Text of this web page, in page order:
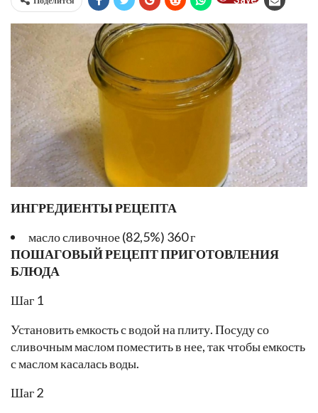
ИНГРЕДИЕНТЫ РЕЦЕПТА
масло сливочное (82,5%) 360 г
ПОШАГОВЫЙ РЕЦЕПТ ПРИГОТОВЛЕНИЯ
БЛЮДА
Шаг 1
Установить емкость с водой на плиту. Посуду со
сливочным маслом поместить в нее, так чтобы емкость
с маслом касалась воды.
Шаг 2